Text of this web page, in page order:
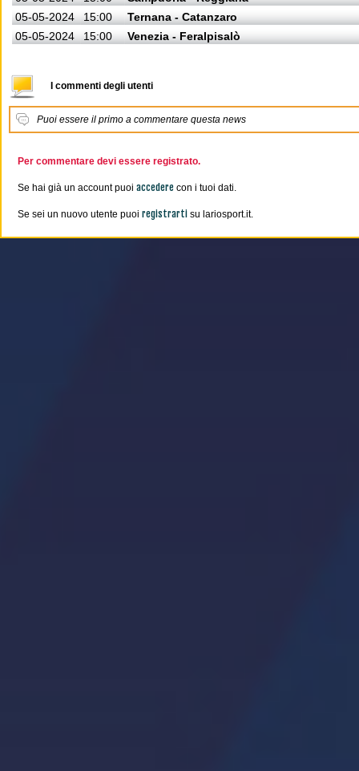
05-05-2024
15:00
Ternana - Catanzaro
05-05-2024
15:00 Venezia - Feralpisalò
I commenti degli utenti
Puoi essere il primo a commentare questa news
Per commentare devi essere registrato.
Se hai già un account puoi accedere con i tuoi dati.
Se sei un nuovo utente puoi registrarti su lariosport.it.